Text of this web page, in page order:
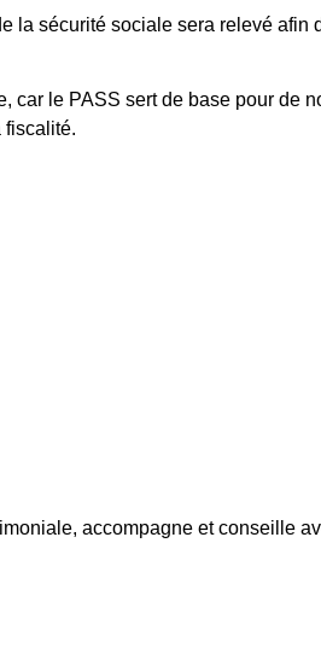
la sécurité sociale sera relevé afin
car le PASS sert de base pour de
fiscalité.
accompagne et conseille